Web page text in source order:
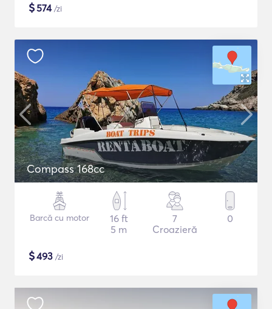
$574/zi
Compass 168cc
Barcă cu motor
16 ft
5 m
7
Croazieră
0
$493 /zi